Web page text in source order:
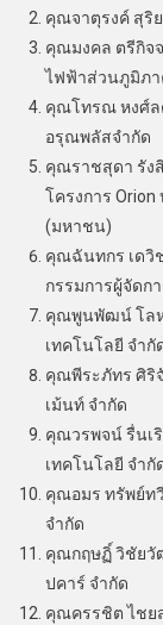
คุณจาตุรงค์ สุริ
คุณมงคล ตรีกิจ
ไฟฟ้าส่วนภูมิภ
คุณโทรณ หงศ์ล
อรุณพลัสจำกัด
คุณราชสุดา รัง
โครงการ
(มหาชน)
คุณฉันทกร เดวิ
กรรมการผู้จัดก
คุณพูนพัฒน์ โลห
เทคโนโลยี จํากั
คุณพีระภัทร ศิริ
เม้นท์ จำกัด
คุณวรพจน์ รื่นเ
เทคโนโลยี จํากั
คุณอมร ทรัพย์ท
จํากัด
คุณกฤษฏิ์ วิชัยวั
ปคาร์ จำกัด
คุณครรชิต ไชย